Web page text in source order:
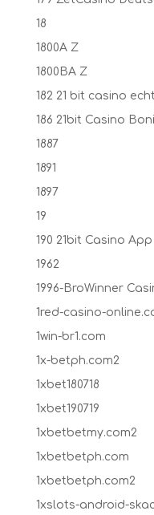
18
1800A Z
1800BA Z
182 21 bit casino
186 21bit Casino Boni
1887
1891
1897
19
190 21bit Casino
1962
1996-BroWinner
1red-casino-
1win-br1.com
1x-betph.com2
1xbet180718
1xbet190719
1xbetbetmy.com2
1xbetbetph.com
1xbetbetph.com2
1xslots-android-